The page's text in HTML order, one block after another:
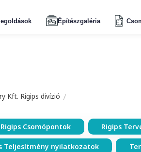
Építészgaléria
Kft. Rigips divízió
Rigips Csomópontok Rigips
Teljesítmény nyilatkozatok